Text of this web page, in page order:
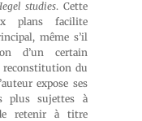
studies. Cette
plans facilite
même s’il
d’un certain
reconstitution du
expose ses
plus sujettes à
retenir à titre